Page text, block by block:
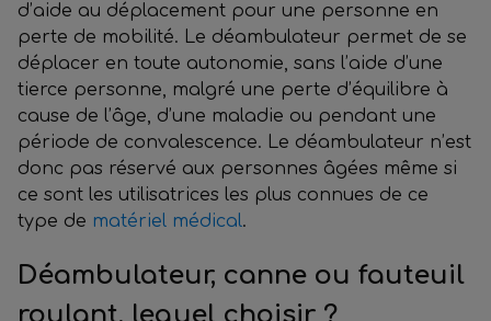
d’aide au déplacement pour une personne en
perte de mobilité. Le déambulateur permet de se
déplacer en toute autonomie, sans l’aide d’une
tierce personne, malgré une perte d’équilibre à
cause de l’âge, d’une maladie ou pendant une
période de convalescence. Le déambulateur n’est
donc pas réservé aux personnes âgées même si
ce sont les utilisatrices les plus connues de ce
type de matériel médical.
Déambulateur, canne ou fauteuil